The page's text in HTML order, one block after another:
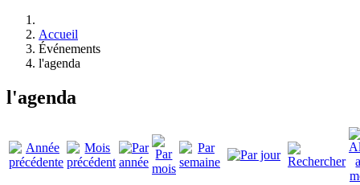
Accueil
Événements
l'agenda
l'agenda